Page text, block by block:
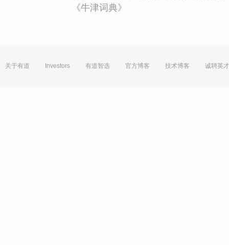
《牛津词典》
关于有道 Investors 有道智选 官方博客 技术博客 诚聘英才